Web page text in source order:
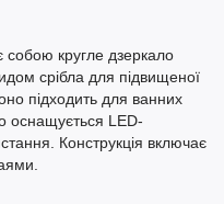
собою кругле дзеркало
срібла для підвищеної
підходить для ванних
оснащується LED-
Конструкція включає